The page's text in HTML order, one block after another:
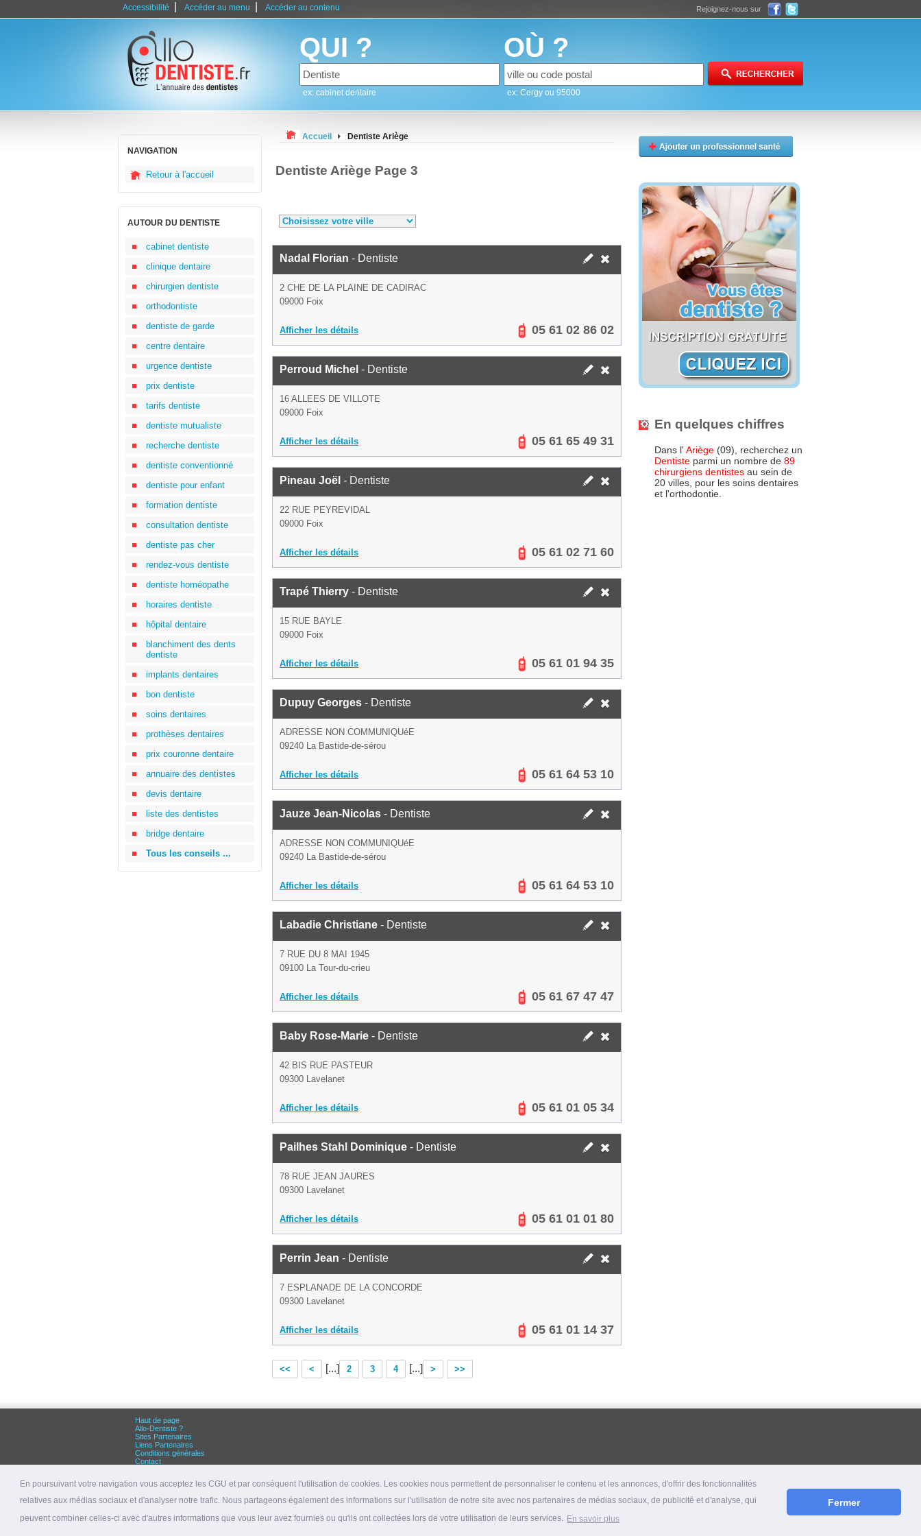
En poursuivant votre navigation vous acceptez les CGU et par conséquent l'utilisation de cookies. Les cookies nous permettent de personnaliser le contenu et les annonces, d'offrir des fonctionnalités
relatives aux médias sociaux et d'analyser notre trafic. Nous partageons également des informations sur l'utilisation de notre site avec nos partenaires de médias sociaux, de publicité et d'analyse, qui
peuvent combiner celles-ci avec d'autres informations que vous leur avez fournies ou qu'ils ont collectées lors de votre utilisation de leurs services. En savoir plus
Fermer
Accessibilité Accéder au menu Accéder au contenu Rejoignez-nous sur
QUI ?
ex: cabinet dentaire
OÙ ?
ex: Cergy ou 95000
NAVIGATION
Retour à l'accueil
AUTOUR DU DENTISTE
cabinet dentiste
clinique dentaire
chirurgien dentiste
orthodontiste
dentiste de garde
centre dentaire
urgence dentiste
prix dentiste
tarifs dentiste
dentiste mutualiste
recherche dentiste
dentiste conventionné
dentiste pour enfant
formation dentiste
consultation dentiste
dentiste pas cher
rendez-vous dentiste
dentiste homéopathe
horaires dentiste
hôpital dentaire
blanchiment des dents
dentiste
implants dentaires
bon dentiste
soins dentaires
prothèses dentaires
prix couronne dentaire
annuaire des dentistes
devis dentaire
liste des dentistes
bridge dentaire
Tous les conseils ...
Accueil Dentiste Ariège
Dentiste Ariège Page 3
Nadal Florian - Dentiste
2 CHE DE LA PLAINE DE CADIRAC
09000 Foix
Afficher les détails 05 61 02 86 02
Perroud Michel - Dentiste
16 ALLEES DE VILLOTE
09000 Foix
Afficher les détails 05 61 65 49 31
Pineau Joël - Dentiste
22 RUE PEYREVIDAL
09000 Foix
Afficher les détails 05 61 02 71 60
Trapé Thierry - Dentiste
15 RUE BAYLE
09000 Foix
Afficher les détails 05 61 01 94 35
Dupuy Georges - Dentiste
ADRESSE NON COMMUNIQUéE
09240 La Bastide-de-sérou
Afficher les détails 05 61 64 53 10
Jauze Jean-Nicolas - Dentiste
ADRESSE NON COMMUNIQUéE
09240 La Bastide-de-sérou
Afficher les détails 05 61 64 53 10
Labadie Christiane - Dentiste
7 RUE DU 8 MAI 1945
09100 La Tour-du-crieu
Afficher les détails 05 61 67 47 47
Baby Rose-Marie - Dentiste
42 BIS RUE PASTEUR
09300 Lavelanet
Afficher les détails 05 61 01 05 34
Pailhes Stahl Dominique - Dentiste
78 RUE JEAN JAURES
09300 Lavelanet
Afficher les détails 05 61 01 01 80
Perrin Jean - Dentiste
7 ESPLANADE DE LA CONCORDE
09300 Lavelanet
Afficher les détails 05 61 01 14 37
<< < [...] 2 3 4 [...] > >>
En quelques chiffres
Dans l' Ariège (09), recherchez un
Dentiste parmi un nombre de 89
chirurgiens dentistes au sein de
20 villes, pour les soins dentaires
et l'orthodontie.
Haut de page
Allo-Dentiste ?
Sites Partenaires
Liens Partenaires
Conditions générales
Contact
Dentiste Lyon